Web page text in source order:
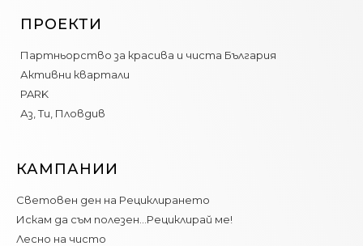
ПРОЕКТИ
Партньорство за красива и чиста България
Активни квартали
PARK
Аз, Ти, Пловдив
КАМПАНИИ
Световен ден на Рециклирането
Искам да съм полезен…Рециклирай ме!
Лесно на чисто